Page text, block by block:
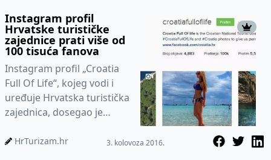
Instagram profil
Hrvatske turističke
zajednice prati više od
100 tisuća fanova
Instagram profil „Croatia
Full Of Life“, kojeg vodi i
uređuje Hrvatska turistička
zajednica, dosegao je
fanova. Velik porast fano...
HrTurizam.hr 3. kolovoza 2016.